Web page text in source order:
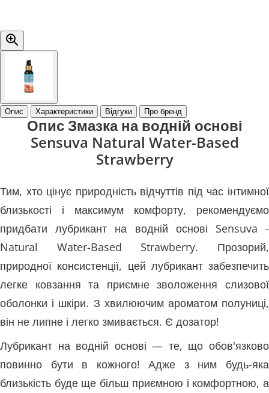
Опис Характеристики Відгуки Про бренд
Опис Змазка на водній основі
Sensuva Natural Water-Based
Strawberry
Тим, хто цінує природність відчуттів під час інтимної
близькості і максимум комфорту, рекомендуємо
придбати лубрикант на водній основі Sensuva -
Natural Water-Based Strawberry. Прозорий,
природної консистенції, цей лубрикант забезпечить
легке ковзання та приємне зволоження слизової
оболонки і шкіри. З хвилюючим ароматом полуниці,
він не липне і легко змивається. Є дозатор!
Лубрикант на водній основі — те, що обов'язково
повинно бути в кожного! Адже з ним будь-яка
близькість буде ще більш приємною і комфортною, а